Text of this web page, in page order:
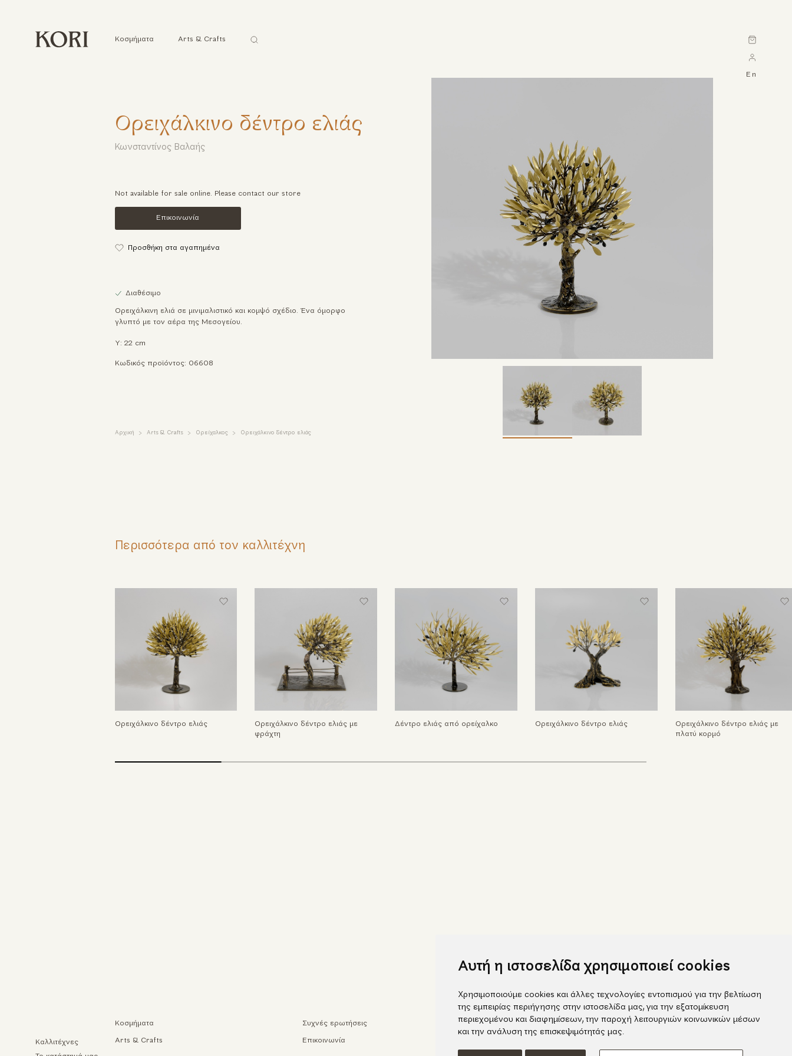
Αυτή η ιστοσελίδα χρησιμοποιεί cookies
Χρησιμοποιούμε cookies και άλλες τεχνολογίες εντοπισμού για την βελτίωση
της εμπειρίας περιήγησης στην ιστοσελίδα μας, για την εξατομίκευση
περιεχομένου και διαφημίσεων, την παροχή λειτουργιών κοινωνικών μέσων
και την ανάλυση της επισκεψιμότητάς μας.
Cart
En
Καλλιτέχνες
Κοσμήματα Arts & Crafts
Αναζήτηση
Ορειχάλκινο δέντρο ελιάς
Κωνσταντίνος Βαλαής
Not available for sale online. Please contact our store
Επικοινωνία
Προσθήκη στα αγαπημένα
Διαθέσιμο
Ορειχάλκινη ελιά σε μινιμαλιστικό και κομψό σχέδιο. Ένα όμορφο
γλυπτό με τον αέρα της Μεσογείου.
Υ: 22 cm
Κωδικός προϊόντος: 06608
Αρχική Arts & Crafts Ορείχαλκος Ορειχάλκινο δέντρο ελιάς
Περισσότερα από τον καλλιτέχνη
Ορειχάλκινο δέντρο ελιάς
Ορειχάλκινο δέντρο ελιάς με
φράχτη
Δέντρο ελιάς από ορείχαλκο Ορειχάλκινο δέντρο ελιάς
Ορειχάλκινο δέντρο ελιάς με
πλατύ κορμό
Κοσμήματα
Arts & Crafts
Συχνές ερωτήσεις
Επικοινωνία
Facebook